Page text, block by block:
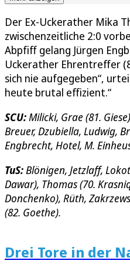
Der Ex-Uckerather Mika
zwischenzeitliche 2:0
Abpfiff gelang Jürgen
Uckerather Ehrentreffer
sich nie aufgegeben“,
heute brutal effizient.“
SCU:Milicki, Grae (81.
Breuer, Dzubiella, Ludwig,
Engbrecht, Hotel, M.
TuS:Blönigen, Jetzlaff,
Dawar), Thomas (70.
Donchenko), Rüth,
(82. Goethe).
Drei Tore in der